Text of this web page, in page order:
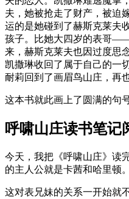
夫，她被抢走了财产，被迫
运的是她碰到了赫斯克莱夫
孩子。比她大四岁的表哥
来，赫斯克莱夫也因过度思
凯撒琳收回了属于自己的一
耐莉回到了画眉鸟山庄，再
这本书就此画上了圆满的句号
呼啸山庄读书笔记
今天，我把《呼啸山庄》读
的主人公就是卡茜和哈里顿。
这对表兄妹的关系一开始就